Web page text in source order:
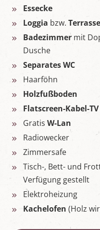
Essecke
Loggia bzw.
Badezimmer mit
Dusche
Separates WC
Haarföhn
Holzfußboden
Flatscreen-Kabel-TV
Gratis W-Lan
Radiowecker
Zimmersafe
Tisch-, Bett- und
Verfügung gestellt
Elektroheizung
Kachelofen (Holz